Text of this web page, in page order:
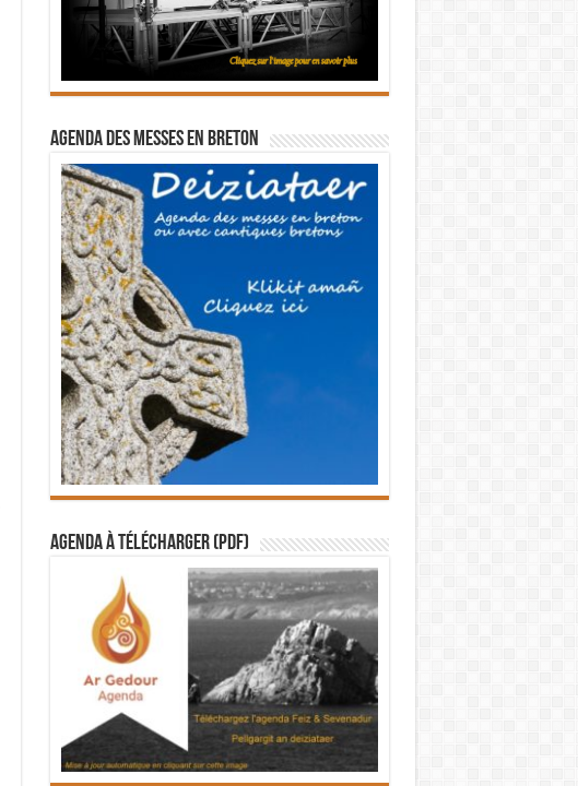
Agenda des messes en breton
Agenda à télécharger (PDF)